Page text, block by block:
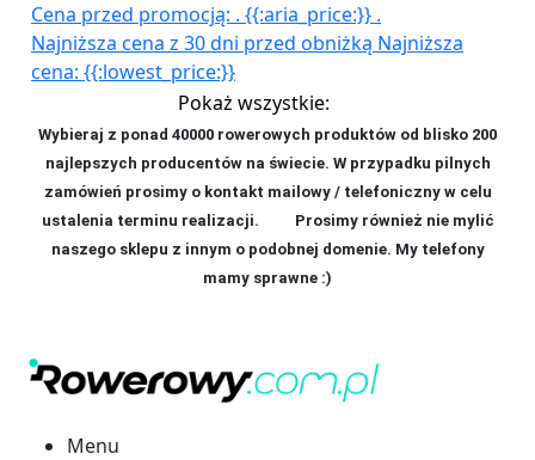
Cena przed promocją: . {{:aria_price:}} .
Najniższa cena z 30 dni przed obniżką Najniższa
cena: {{:lowest_price:}}
Pokaż wszystkie:
Wybieraj z ponad 40000 rowerowych produktów od blisko 200
najlepszych producentów na świecie. W przypadku pilnych
zamówień prosimy o kontakt mailowy / telefoniczny w celu
ustalenia terminu realizacji. Prosimy również nie mylić
naszego sklepu z innym o podobnej domenie. My telefony
mamy sprawne :)
Menu